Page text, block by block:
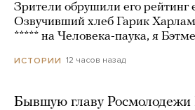
Зрители обрушили его
Озвучивший хлеб Гарик
***** на Человека-паука, я
ИСТОРИИ 12 часов назад
Бывшую главу